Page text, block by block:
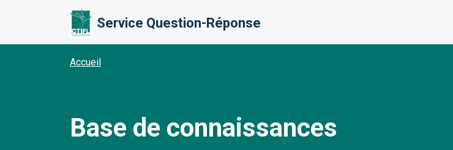
Service Question-Réponse
Accueil
Base de connaissances